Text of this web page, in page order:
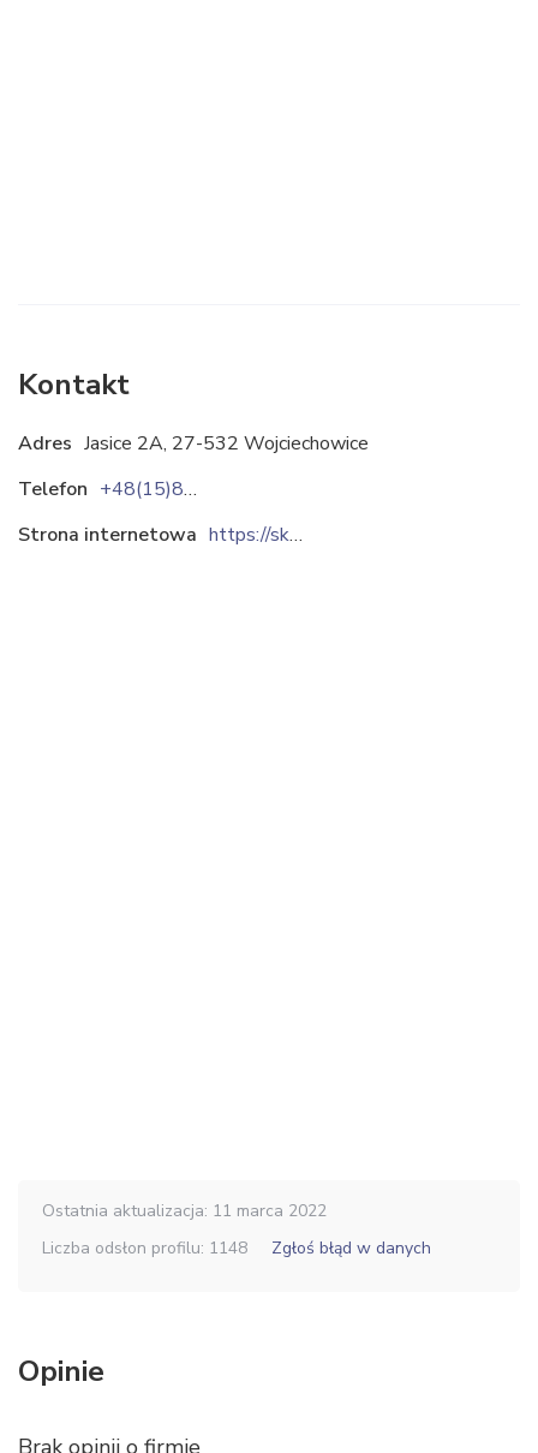
Kontakt
Adres Jasice 2A, 27-532 Wojciechowice
Telefon
+48(15)861-80-14
Strona internetowa
https://skarjasice.pl
Ostatnia aktualizacja: 11 marca 2022
Liczba odsłon profilu: 1148
Zgłoś błąd w danych
Opinie
Brak opinii o firmie